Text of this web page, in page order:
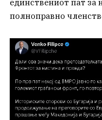
единствениот пат за
полноправно